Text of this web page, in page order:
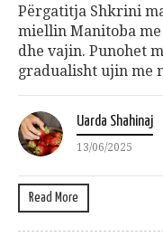
Përgatitja Shkrini
miellin Manitoba
dhe vajin. Punohet
gradualisht ujin me
Uarda Shahinaj
13/06/2025
Read More